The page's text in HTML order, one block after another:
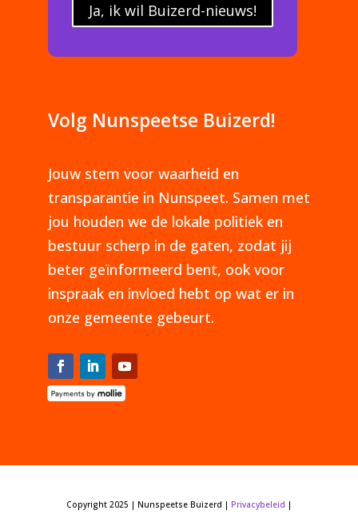
Ja, ik wil Buizerd-nieuws!
Volg Nunspeetse Buizerd!
Jouw stem voor waarheid en
transparantie in Nunspeet. Samen met
jou houden we de lokale politiek en
bestuur scherp in de gaten, zodat jij
beter geïnformeerd bent, ook voor
inspraak en invloed hebt op wat er in
onze gemeente gebeurt.
Copyright 2025 | Nunspeetse Buizerd | Privacybeleid |